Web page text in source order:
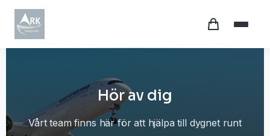
Hör av dig
Vårt team finns här för att hjälpa till dygnet runt